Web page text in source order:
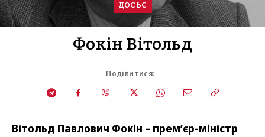
ДОСЬЄ
Фокін Вітольд
Поділитися:
Вітольд Павлович Фокін – прем’єр-міністр